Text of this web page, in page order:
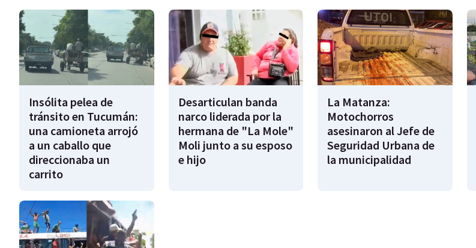
Insólita pelea de
tránsito en Tucumán:
una camioneta arrojó
a un caballo que
direccionaba un
carrito
Desarticulan banda
narco liderada por la
hermana de "La Mole"
Moli junto a su esposo
e hijo
La Matanza:
Motochorros
asesinaron al Jefe de
Seguridad Urbana de
la municipalidad